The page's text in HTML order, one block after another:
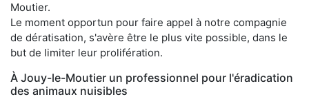
Moutier.
Le moment opportun pour faire appel à notre compagnie
de dératisation, s'avère être le plus vite possible, dans le
but de limiter leur prolifération.
À Jouy-le-Moutier un professionnel pour l'éradication
des animaux nuisibles